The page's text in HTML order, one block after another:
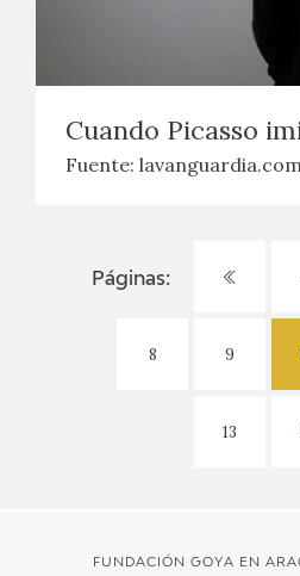
Cuando Picasso
Fuente:
Páginas:
8 9
13
FUNDACIÓN GOYA EN